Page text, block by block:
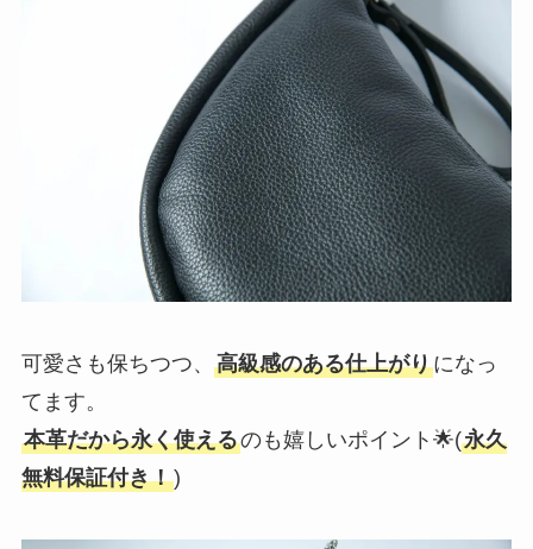
可愛さも保ちつつ、 高級感のある仕上がりになっ
てます。
本革だから永く使えるのも嬉しいポイント🌟(永久
無料保証付き！)